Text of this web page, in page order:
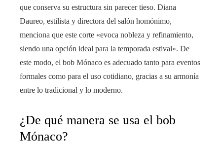
que conserva su estructura sin parecer tieso. Diana
Daureo, estilista y directora del salón homónimo,
menciona que este corte «evoca nobleza y refinamiento,
siendo una opción ideal para la temporada estival». De
este modo, el bob Mónaco es adecuado tanto para eventos
formales como para el uso cotidiano, gracias a su armonía
entre lo tradicional y lo moderno.
¿De qué manera se usa el bob
Mónaco?